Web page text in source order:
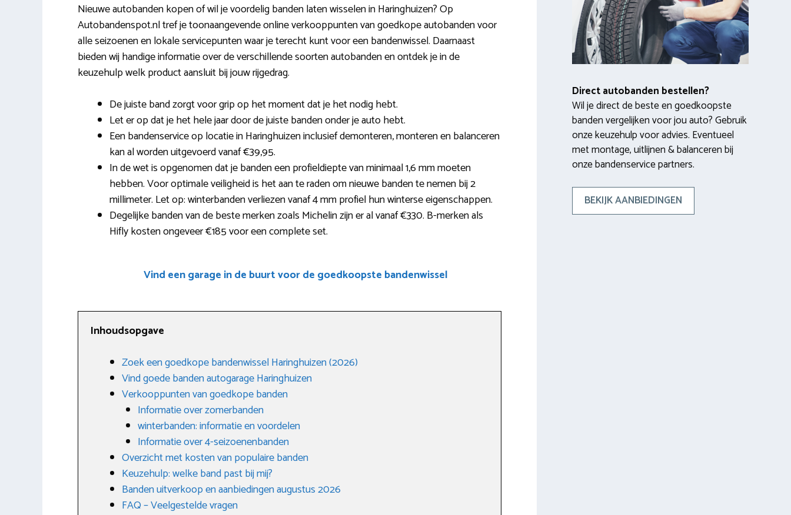
Nieuwe autobanden kopen of wil je voordelig banden laten wisselen in Haringhuizen? Op
Autobandenspot.nl tref je toonaangevende online verkooppunten van goedkope autobanden voor
alle seizoenen en lokale servicepunten waar je terecht kunt voor een bandenwissel. Daarnaast
bieden wij handige informatie over de verschillende soorten autobanden en ontdek je in de
keuzehulp welk product aansluit bij jouw rijgedrag.
De juiste band zorgt voor grip op het moment dat je het nodig hebt.
Let er op dat je het hele jaar door de juiste banden onder je auto hebt.
Een bandenservice op locatie in Haringhuizen inclusief demonteren, monteren en balanceren
kan al worden uitgevoerd vanaf €39,95.
In de wet is opgenomen dat je banden een profieldiepte van minimaal 1,6 mm moeten
hebben. Voor optimale veiligheid is het aan te raden om nieuwe banden te nemen bij 2
millimeter. Let op: winterbanden verliezen vanaf 4 mm profiel hun winterse eigenschappen.
Degelijke banden van de beste merken zoals Michelin zijn er al vanaf €330. B-merken als
Hifly kosten ongeveer €185 voor een complete set.
Vind een garage in de buurt voor de goedkoopste bandenwissel
Inhoudsopgave
Zoek een goedkope bandenwissel Haringhuizen (2026)
Vind goede banden autogarage Haringhuizen
Verkooppunten van goedkope banden
Informatie over zomerbanden
winterbanden: informatie en voordelen
Informatie over 4-seizoenenbanden
Overzicht met kosten van populaire banden
Keuzehulp: welke band past bij mij?
Banden uitverkoop en aanbiedingen augustus 2026
FAQ – Veelgestelde vragen
Direct autobanden bestellen?
Wil je direct de beste en goedkoopste
banden vergelijken voor jou auto? Gebruik
onze keuzehulp voor advies. Eventueel
met montage, uitlijnen & balanceren bij
onze bandenservice partners.
BEKIJK AANBIEDINGEN